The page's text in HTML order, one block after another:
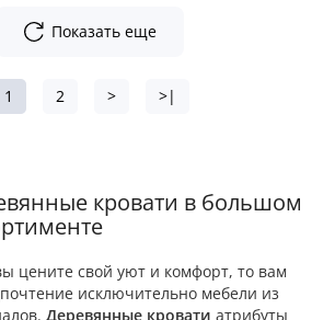
Показать еще
1 2 > >|
кровати в большом
цените свой уют и комфорт, то вам
исключительно мебели из
Деревянные кровати атрибуты